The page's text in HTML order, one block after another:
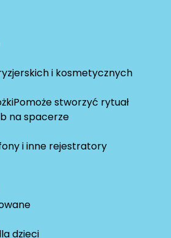
i kosmetycznych
stworzyć rytuał
na spacerze
i inne rejestratory
dzieci